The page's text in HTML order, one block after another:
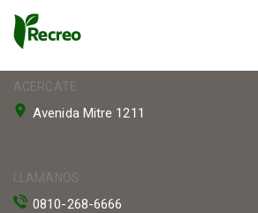
ACERCATE
Avenida Mitre 1211
LLAMANOS
0810-268-6666